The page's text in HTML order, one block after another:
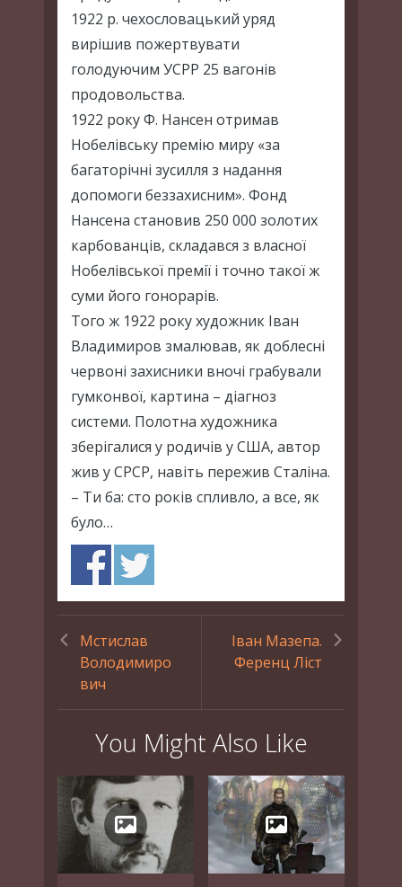
1922 р. чехословацький уряд
вирішив пожертвувати
голодуючим УСРР 25 вагонів
продовольства.
1922 року Ф. Нансен отримав
Нобелівську премію миру «за
багаторічні зусилля з надання
допомоги беззахисним». Фонд
Нансена становив 250 000 золотих
карбованців, складався з власної
Нобелівської премії і точно такої ж
суми його гонорарів.
Того ж 1922 року художник Іван
Владимиров змалював, як доблесні
червоні захисники вночі грабували
гумконвої, картина – діагноз
системи. Полотна художника
зберігалися у родичів у США, автор
жив у СРСР, навіть пережив Сталіна.
– Ти ба: сто років спливло, а все, як
було…
Мстислав
Володимиро
вич
Іван Мазепа.
Ференц Ліст
You Might Also Like